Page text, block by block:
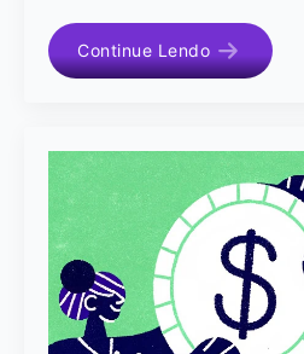
Continue Lendo